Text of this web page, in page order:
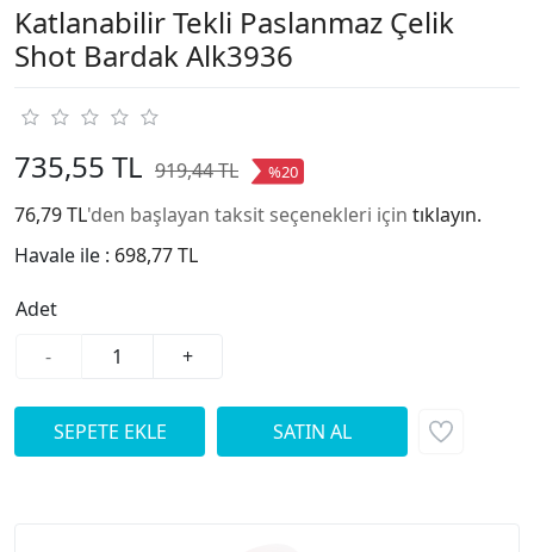
Katlanabilir Tekli Paslanmaz Çelik
Shot Bardak Alk3936
735,55 TL 919,44 TL %20
76,79 TL'den başlayan taksit seçenekleri için tıklayın.
Havale ile : 698,77 TL
Adet
-
+